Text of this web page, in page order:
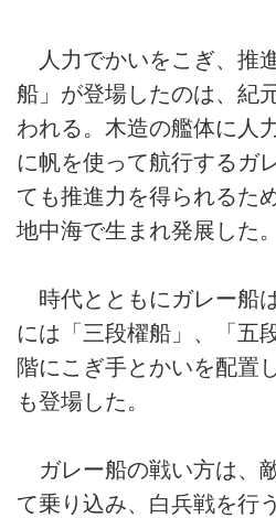
人力でかいをこぎ、推
船」が登場したのは、紀
われる。木造の艦体に人
に帆を使って航行するガ
ても推進力を得られるた
地中海で生まれ発展した。
時代とともにガレー船
には「三段櫂船」、「五
階にこぎ手とかいを配置
も登場した。
ガレー船の戦い方は、
て乗り込み、白兵戦を行